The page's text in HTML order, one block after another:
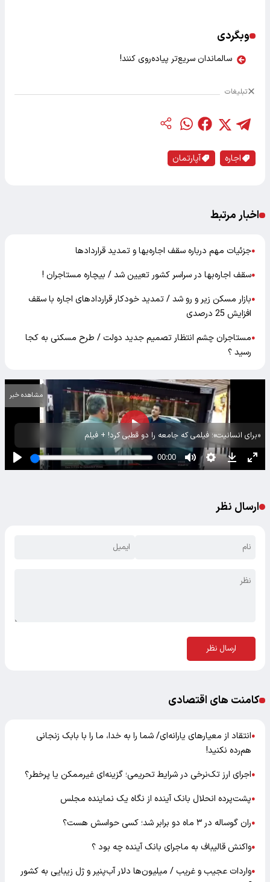
وبگردی
سالماندان سریع‌تر پیاده‌روی کنند!
تبلیغات
اجاره آپارتمان
اخبار مرتبط
●جزئیات مهم درباره سقف اجاره‌بها و تمدید قرارداد‌ها
●سقف اجاره‌بها در سراسر کشور تعیین شد / بیچاره مستاجران !
●بازار مسکن زیر و رو شد / تمدید خودکار قرارداد‌های اجاره با سقف
افزایش 25 درصدی
●مستاجران چشم انتظار تصمیم جدید دولت / طرح مسکنی به کجا
رسید ؟
«برای انسانیت»؛ فیلمی که جامعه را دو قطبی کرد! + فیلم
مشاهده خبر
ارسال نظر
ارسال نظر
کامنت های اقتصادی
●انتقاد از معیارهای یارانه‌ای/ شما را به خدا، ما را با بابک زنجانی
هم‌رده نکنید!
●اجرای ارز تک‌نرخی در شرایط تحریمی؛ گزینه‌ای غیرممکن یا پرخطر؟
●پشت‌پرده انحلال بانک آینده از نگاه یک نماینده مجلس
●ران گوساله در ۳ ماه دو برابر شد؛ کسی حواسش هست؟
●واکنش قالیباف به ماجرای بانک آینده چه بود ؟
●واردات عجیب و غریب / میلیون‌ها دلار آب‌پنیر و ژل زیبایی به کشور